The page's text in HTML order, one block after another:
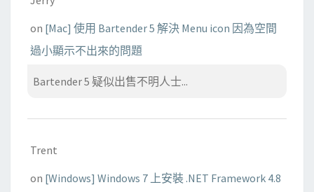
on [Mac] 使用 Bartender 5 解決 Menu icon 因為空間
過小顯示不出來的問題
Bartender 5 疑似出售不明人士...
Trent
on [Windows] Windows 7 上安裝 .NET Framework 4.8